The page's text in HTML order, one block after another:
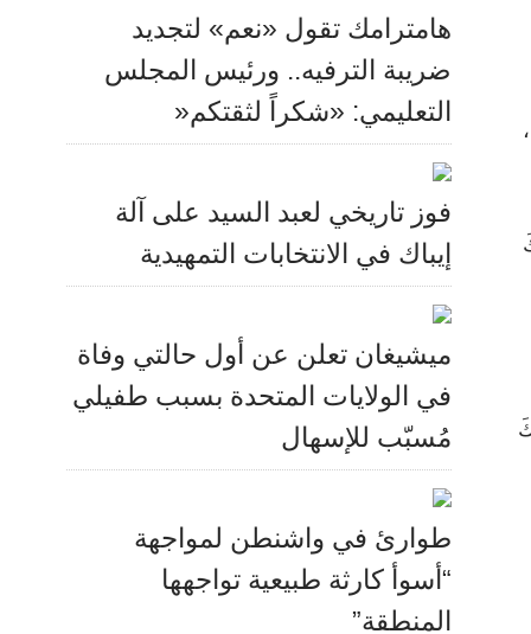
هامترامك تقول «نعم» لتجديد
ضريبة الترفيه.. ورئيس المجلس
التعليمي: «شكراً لثقتكم«
فوز تاريخي لعبد السيد على آلة
إيباك في الانتخابات التمهيدية
ميشيغان تعلن عن أول حالتي وفاة
في الولايات المتحدة بسبب طفيلي
مُسبّب للإسهال
طوارئ في واشنطن لمواجهة
“أسوأ كارثة طبيعية تواجهها
المنطقة”